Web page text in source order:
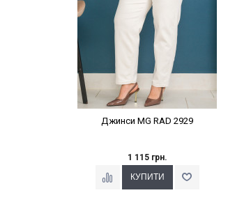
Джинси MG RAD 2929
1 115 грн.